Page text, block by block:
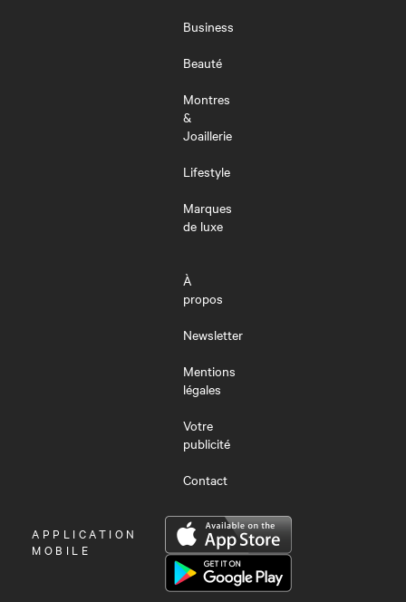
Business
Beauté
Montres
&
Joaillerie
Lifestyle
Marques
de luxe
À
propos
Newsletter
Mentions
légales
Votre
publicité
Contact
OUVRIR
LE
APPLICATION
MOBILE